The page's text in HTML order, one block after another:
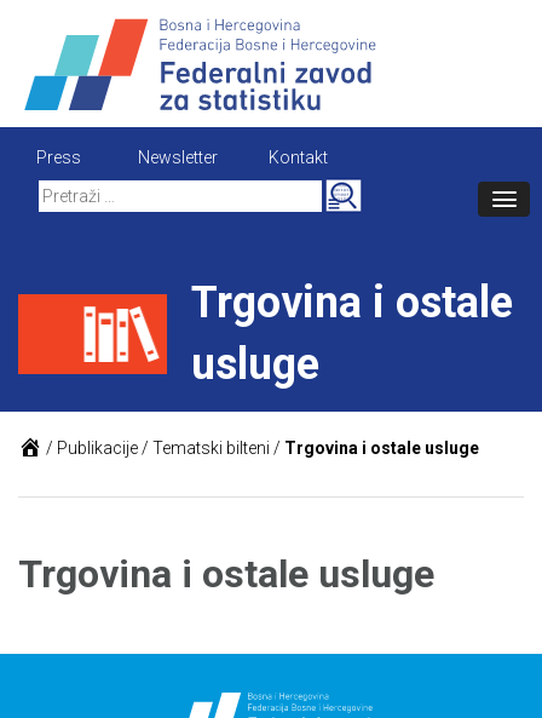
content
Press Newsletter
Kontakt
Search
for:
Trgovina i ostale
usluge
/ Publikacije/ Tematski bilteni / Trgovina i ostale usluge
Trgovina i ostale usluge